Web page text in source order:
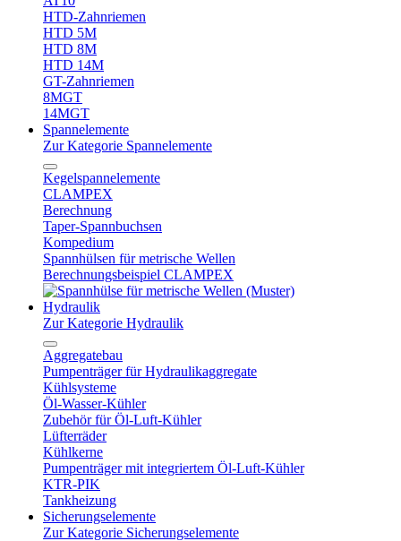
HTD-Zahnriemen
HTD 5M
HTD 8M
HTD 14M
GT-Zahnriemen
8MGT
14MGT
Spannelemente
Zur Kategorie Spannelemente
Kegelspannelemente
CLAMPEX
Berechnung
Taper-Spannbuchsen
Kompedium
Spannhülsen für metrische Wellen
Berechnungsbeispiel CLAMPEX
Hydraulik
Zur Kategorie Hydraulik
Aggregatebau
Pumpenträger für Hydraulikaggregate
Kühlsysteme
Öl-Wasser-Kühler
Zubehör für Öl-Luft-Kühler
Lüfterräder
Kühlkerne
Pumpenträger mit integriertem Öl-Luft-Kühler
KTR-PIK
Tankheizung
Sicherungselemente
Zur Kategorie Sicherungselemente